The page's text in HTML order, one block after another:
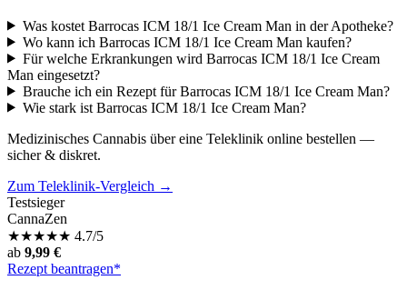
Was kostet Barrocas ICM 18/1 Ice Cream Man in der Apotheke?
Wo kann ich Barrocas ICM 18/1 Ice Cream Man kaufen?
Für welche Erkrankungen wird Barrocas ICM 18/1 Ice Cream
Man eingesetzt?
Brauche ich ein Rezept für Barrocas ICM 18/1 Ice Cream Man?
Wie stark ist Barrocas ICM 18/1 Ice Cream Man?
Medizinisches Cannabis über eine Teleklinik online bestellen —
sicher & diskret.
Zum Teleklinik-Vergleich →
Testsieger
CannaZen
★★★★★ 4.7/5
ab 9,99 €
Rezept beantragen*